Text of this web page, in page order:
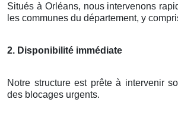
Situés à Orléans, nous intervenons
les communes du département, y
2. Disponibilité immédiate
Notre structure est prête à intervenir
des blocages urgents.